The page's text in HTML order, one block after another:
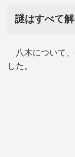
謎はすべて解
八木について、
した。